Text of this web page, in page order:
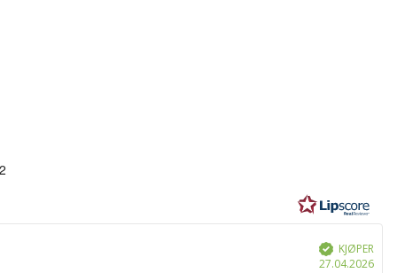
Verifisert
KJØPER
27.04.2026